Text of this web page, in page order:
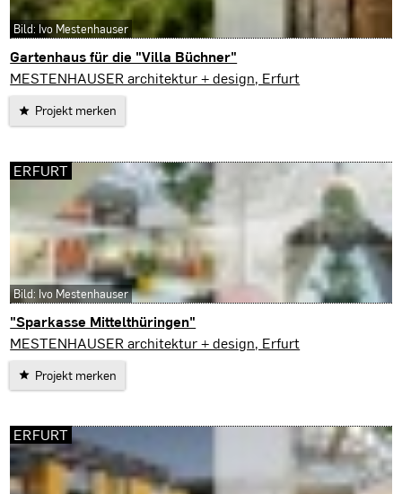
Gartenhaus für die "Villa Büchner"
Erfurt
MESTENHAUSER architektur + design, Erfurt
Projekt merken
Bild: Ivo Mestenhauser
"Sparkasse Mittelthüringen"
Erfurt
MESTENHAUSER architektur + design, Erfurt
Projekt merken
ERFURT
Bild: Ivo Mestenhauser
ERFURT